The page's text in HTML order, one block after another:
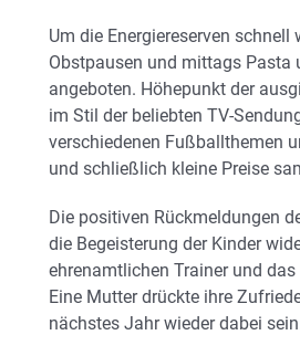
Um die Energiereserven
Obstpausen und mittags Pasta
angeboten. Höhepunkt der
im Stil der beliebten TV-
verschiedenen Fußballthemen
und schließlich kleine Preise
Die positiven Rückmeldungen
die Begeisterung der Kinder
ehrenamtlichen Trainer und
Eine Mutter drückte ihre
nächstes Jahr wieder dabei